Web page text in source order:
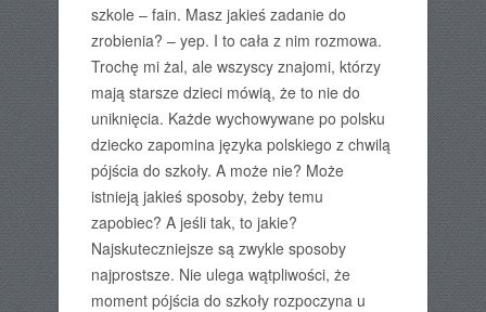
szkole – fain. Masz jakieś zadanie do
zrobienia? – yep. I to cała z nim rozmowa.
Trochę mi żal, ale wszyscy znajomi, którzy
mają starsze dzieci mówią, że to nie do
uniknięcia. Każde wychowywane po polsku
dziecko zapomina języka polskiego z chwilą
pójścia do szkoły. A może nie? Może
istnieją jakieś sposoby, żeby temu
zapobiec? A jeśli tak, to jakie?
Najskuteczniejsze są zwykle sposoby
najprostsze. Nie ulega wątpliwości, że
moment pójścia do szkoły rozpoczyna u